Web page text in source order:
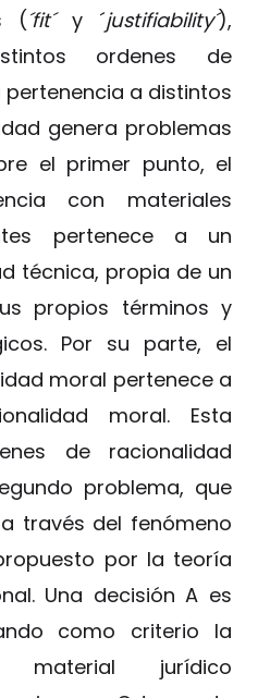
(´fit´y ´justifiability´),
ordenes de
a distintos
genera problemas
el primer punto, el
con materiales
pertenece a un
técnica, propia de un
propios términos y
Por su parte, el
moral pertenece a
moral. Esta
de racionalidad
problema, que
través del fenómeno
por la teoría
Una decisión A es
como criterio la
material jurídico